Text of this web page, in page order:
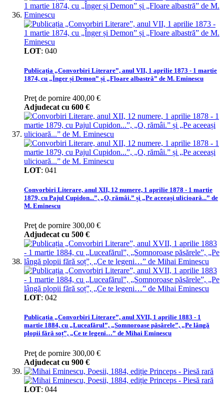
LOT: 040
Publicația „Convorbiri Literare”, anul VII, 1 aprilie 1873 - 1 martie
1874, cu „Înger și Demon” și „Floare albastră” de M. Eminescu
Preţ de pornire 400,00 €
Adjudecat cu 600 €
LOT: 041
Convorbiri Literare, anul XII, 12 numere, 1 aprilie 1878 - 1 martie
1879, cu Pajul Cupidon...”, „O, rămâi.” și „Pe aceeași ulicioară...” de
M. Eminescu
Preţ de pornire 300,00 €
Adjudecat cu 500 €
LOT: 042
Publicația „Convorbiri Literare”, anul XVII, 1 aprilie 1883 - 1
martie 1884, cu „Luceafărul”, „Somnoroase păsărele”, „Pe lângă
plopii fără soț”, „Ce te legeni…” de Mihai Eminescu
Preţ de pornire 300,00 €
Adjudecat cu 900 €
LOT: 044